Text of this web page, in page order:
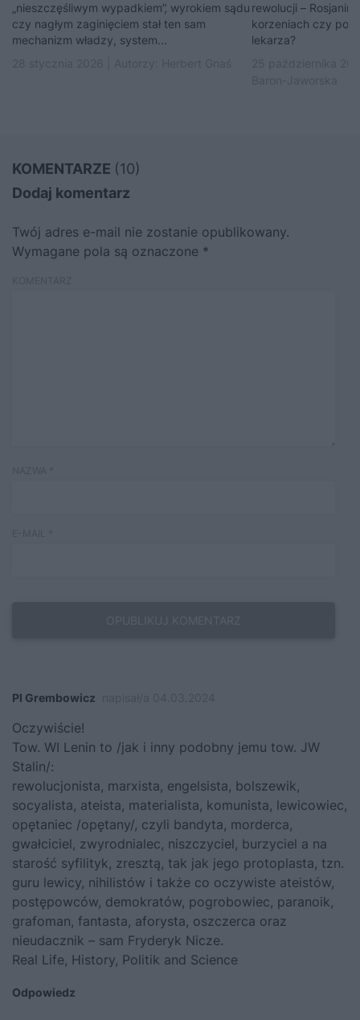
„nieszczęśliwym wypadkiem”, wyrokiem sądu
czy nagłym zaginięciem stał ten sam
mechanizm władzy, system...
rewolucji –
korzeniach czy
lekarza?
KOMENTARZE (10)
Dodaj komentarz
Twój adres e-mail nie zostanie opublikowany.
Wymagane pola są oznaczone *
PI Grembowicz
Oczywiście!
Tow. WI Lenin to /jak i inny podobny jemu tow. JW
Stalin/:
rewolucjonista, marxista, engelsista, bolszewik,
socyalista, ateista, materialista, komunista, lewicowiec,
opętaniec /opętany/, czyli bandyta, morderca,
gwałciciel, zwyrodnialec, niszczyciel, burzyciel a na
starość syfilityk, zresztą, tak jak jego protoplasta, tzn.
guru lewicy, nihilistów i także co oczywiste ateistów,
postępowców, demokratów, pogrobowiec, paranoik,
grafoman, fantasta, aforysta, oszczerca oraz
nieudacznik – sam Fryderyk Nicze.
Real Life, History, Politik and Science
Odpowiedz